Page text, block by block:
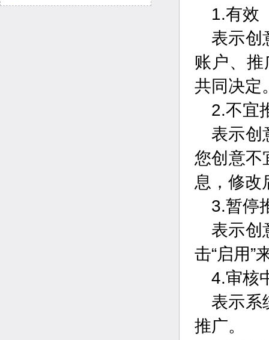
1.有效
表示创
账户、
共同决定
2.不宜
表示创
您创意不
息，修改
3.暂停
表示创
击“启用”
4.审核
表示系
推广。